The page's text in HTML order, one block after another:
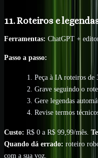
11. Roteiros e
Ferramentas: ChatGPT +
Passo a passo:
Peça à IA roteiros de
Grave seguindo o
Gere legendas
Revise termos
Custo: R$ 0 a R$ 99,99/mês.
Quando dá errado: roteiro
com a sua voz.